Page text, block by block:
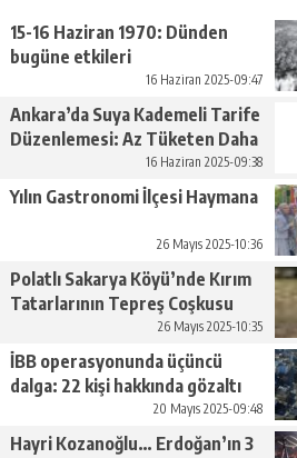
15-16 Haziran 1970: Dünden
bugüne etkileri
16 Haziran 2025-09:47
Ankara’da Suya Kademeli Tarife
Düzenlemesi: Az Tüketen Daha
16 Haziran 2025-09:38
Yılın Gastronomi İlçesi Haymana
26 Mayıs 2025-10:36
Polatlı Sakarya Köyü’nde Kırım
Tatarlarının Tepreş Coşkusu
26 Mayıs 2025-10:35
İBB operasyonunda üçüncü
dalga: 22 kişi hakkında gözaltı
20 Mayıs 2025-09:48
Hayri Kozanoğlu… Erdoğan’ın 3